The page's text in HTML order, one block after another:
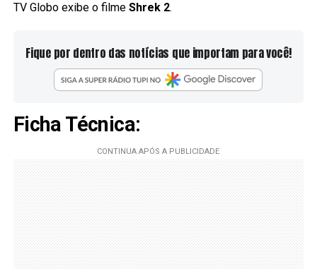
TV Globo exibe o filme Shrek 2.
Fique por dentro das notícias que importam para você!
Ficha Técnica: